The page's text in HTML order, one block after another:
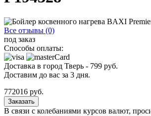
Все отзывы (0)
под заказ
Способы оплаты:
Доставка в город Тверь - 799 руб.
Доставим до вас за 3 дня.
772016 руб.
Заказать
В связи с колебаниями курсов валют,